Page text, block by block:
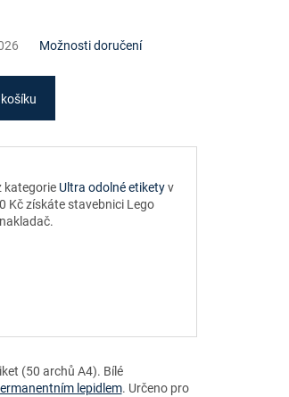
Možnosti doručení
kategorie Ultra odolné etiketyv
Kč získáte stavebnici Lego
(50 archů A4). Bílé
lepidlem. Určeno pro